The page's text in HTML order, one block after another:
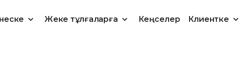
Жеке тұлғаларға Кеңселер Клиентке